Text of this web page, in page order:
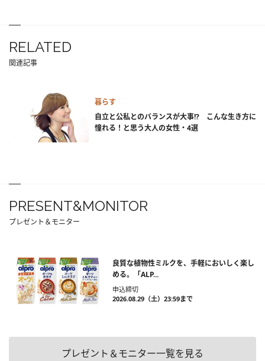
RELATED
関連記事
暮らす
自立と公私とのバランスが大事!? こんな生き方に
憧れる！と思う大人の女性・4選
PRESENT&MONITOR
プレゼント＆モニター
良質な植物性ミルクを、手軽においしく楽し
める。「ALP...
申込締切
2026.08.29（土）23:59まで
プレゼント＆モニター一覧を見る